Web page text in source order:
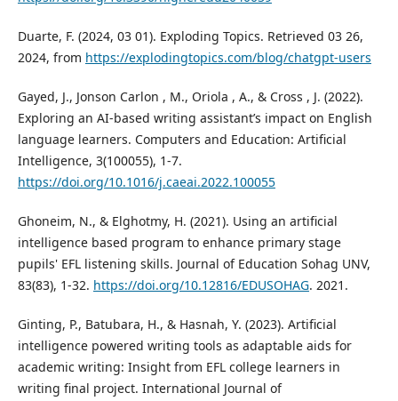
Duarte, F. (2024, 03 01). Exploding Topics. Retrieved 03 26,
2024, from https://explodingtopics.com/blog/chatgpt-users
Gayed, J., Jonson Carlon , M., Oriola , A., & Cross , J. (2022).
Exploring an AI-based writing assistant’s impact on English
language learners. Computers and Education: Artificial
Intelligence, 3(100055), 1-7.
https://doi.org/10.1016/j.caeai.2022.100055
Ghoneim, N., & Elghotmy, H. (2021). Using an artificial
intelligence based program to enhance primary stage
pupils' EFL listening skills. Journal of Education Sohag UNV,
83(83), 1-32. https://doi.org/10.12816/EDUSOHAG. 2021.
Ginting, P., Batubara, H., & Hasnah, Y. (2023). Artificial
intelligence powered writing tools as adaptable aids for
academic writing: Insight from EFL college learners in
writing final project. International Journal of